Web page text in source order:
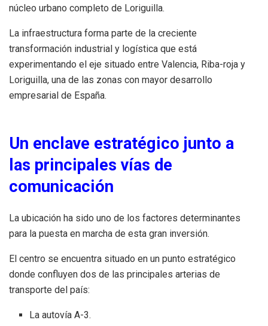
núcleo urbano completo de Loriguilla.
La infraestructura forma parte de la creciente
transformación industrial y logística que está
experimentando el eje situado entre Valencia, Riba-roja y
Loriguilla, una de las zonas con mayor desarrollo
empresarial de España.
Un enclave estratégico junto a
las principales vías de
comunicación
La ubicación ha sido uno de los factores determinantes
para la puesta en marcha de esta gran inversión.
El centro se encuentra situado en un punto estratégico
donde confluyen dos de las principales arterias de
transporte del país:
La autovía A-3.